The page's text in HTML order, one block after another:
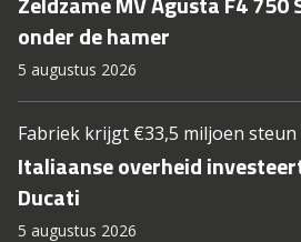
onder de hamer
5 augustus 2026
Fabriek krijgt €33,5 miljoen steun
Italiaanse overheid
Ducati
5 augustus 2026